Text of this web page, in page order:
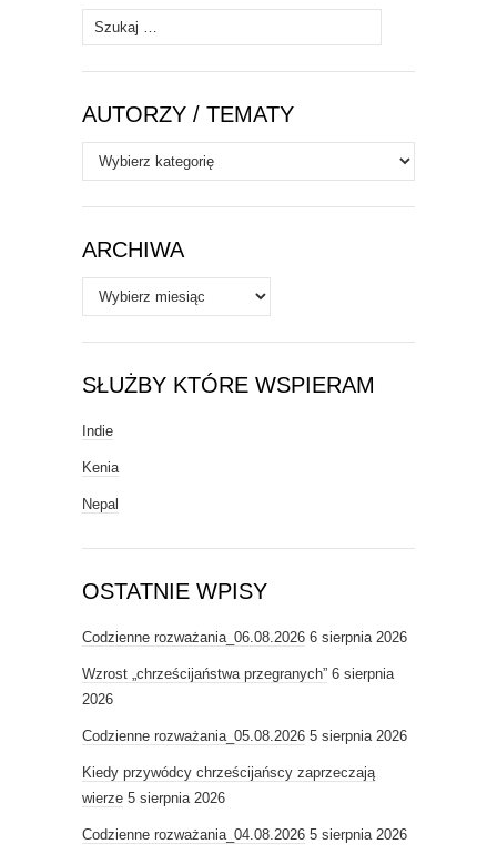
Szukaj:
AUTORZY / TEMATY
Autorzy
/
Tematy
ARCHIWA
Archiwa
SŁUŻBY KTÓRE WSPIERAM
Indie
Kenia
Nepal
OSTATNIE WPISY
Codzienne rozważania_06.08.2026 6 sierpnia 2026
Wzrost „chrześcijaństwa przegranych” 6 sierpnia
2026
Codzienne rozważania_05.08.2026 5 sierpnia 2026
Kiedy przywódcy chrześcijańscy zaprzeczają
wierze 5 sierpnia 2026
Codzienne rozważania_04.08.2026 5 sierpnia 2026